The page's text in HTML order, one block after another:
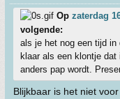
Op zaterdag
volgende:
als je het nog een tijd
klaar als een klontje
anders pap wordt.
Blijkbaar is het niet